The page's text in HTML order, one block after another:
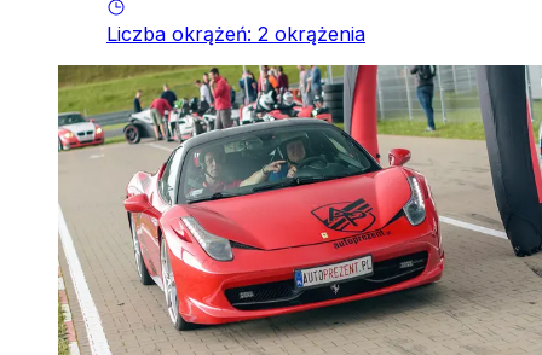
Liczba okrążeń: 2 okrążenia